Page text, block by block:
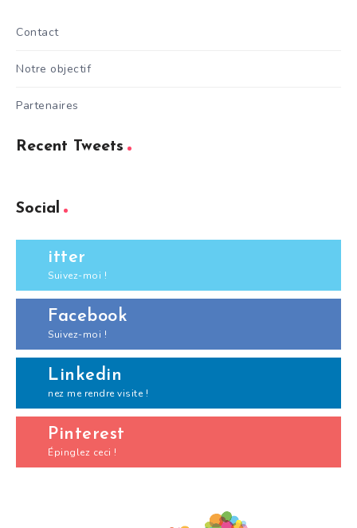
Contact
Notre objectif
Partenaires
Recent Tweets
Social
itter
Suivez-moi !
Facebook
Suivez-moi !
Linkedin
nez me rendre visite !
Pinterest
Épinglez ceci !